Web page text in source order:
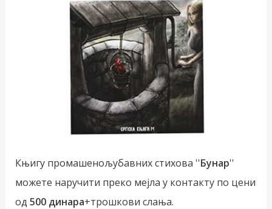
Књигу промашенољубавних стихова ''Бунар''
можете наручити преко мејла у контакту по цени
од 500 динара+трошкови слања.